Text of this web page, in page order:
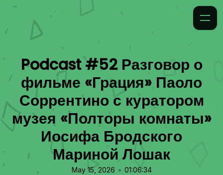
Podcast #52 Разговор о
фильме «Грация» Паоло
Соррентино с куратором
музея «Полторы комнаты»
Иосифа Бродского
Мариной Лошак
May 15, 2026 • 01:06:34